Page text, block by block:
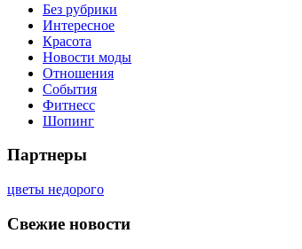
Без рубрики
Интересное
Красота
Новости моды
Отношения
События
Фитнесс
Шопинг
Партнеры
цветы недорого
Свежие новости